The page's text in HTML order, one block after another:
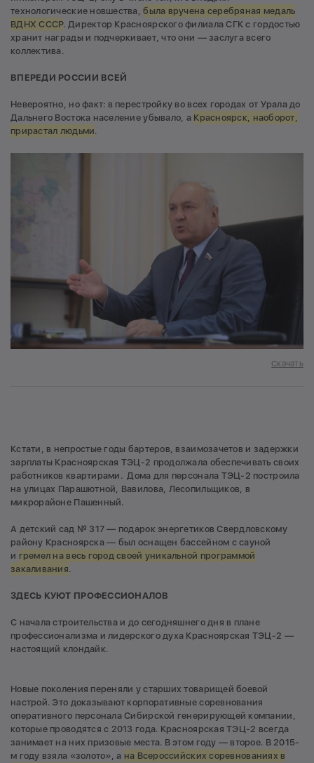
технологические новшества,была вручена серебряная медаль
ВДНХ СССР. Директор Красноярского филиала СГК с гордостью
хранит награды и подчеркивает, что они — заслуга всего
коллектива.
ВПЕРЕДИ РОССИИ ВСЕЙ
Невероятно, но факт: в перестройку во всех городах от Урала до
Дальнего Востока население убывало, а Красноярск, наоборот,
прирастал людьми.
Скачать
Кстати, в непростые годы бартеров, взаимозачетов и задержки
зарплаты Красноярская ТЭЦ-2 продолжала обеспечивать своих
работников квартирами. Дома для персонала ТЭЦ-2 построила
на улицах Парашютной, Вавилова, Лесопильщиков, в
микрорайоне Пашенный.
А детский сад № 317 — подарок энергетиков Свердловскому
району Красноярска — был оснащен бассейном с сауной
и гремел на весь город своей уникальной программой
закаливания.
ЗДЕСЬ КУЮТ ПРОФЕССИОНАЛОВ
С начала строительства и до сегодняшнего дня в плане
профессионализма и лидерского духа Красноярская ТЭЦ-2 —
настоящий клондайк.
Новые поколения переняли у старших товарищей боевой
настрой. Это доказывают корпоративные соревнования
оперативного персонала Сибирской генерирующей компании,
которые проводятся с 2013 года. Красноярская ТЭЦ-2 всегда
занимает на них призовые места. В этом году — второе. В 2015-
м году взяла «золото», а на Всероссийских соревнованиях в